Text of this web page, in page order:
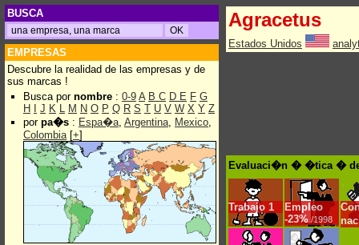
BUSCA
EMPRESAS
Descubre la realidad de las empresas y de
sus marcas !
Busca por nombre : 0-9 A B C D E F G
H
J K L M N O P Q R S T U V W X Y Z
por pa�s : Espa�a, Argentina, Mexico,
Colombia[+]
Agracetus
Estados Unidos
Evaluaci�n � �tica �
Trabajo 1
Empleo
-23% /1998